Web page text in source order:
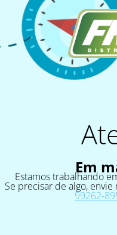
Em
Estamos trabalhando
Se precisar de algo,
99262-